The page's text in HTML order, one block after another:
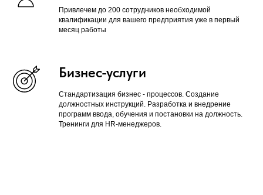
Привлечем до 200 сотрудников необходимой
квалификации для вашего предприятия уже в первый
месяц работы
Бизнес-услуги
Стандартизация бизнес - процессов. Создание
должностных инструкций. Разработка и внедрение
программ ввода, обучения и постановки на должность.
Тренинги для HR-менеджеров.